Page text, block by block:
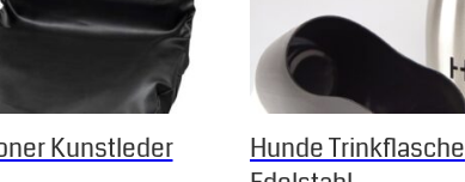
Kunstleder
Hunde Trinkflasche